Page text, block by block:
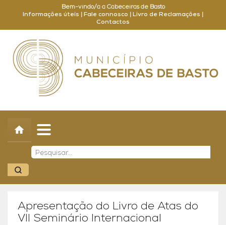
Bem-vindo/a a Cabeceiras de Basto
Informações úteis
Fale connosco Livro de Reclamações
Contactos
Concelho
Município
Turismo
Cultura
Outros
Balcão Online
Apresentação do Livro de Atas do
VII Seminário Internacional